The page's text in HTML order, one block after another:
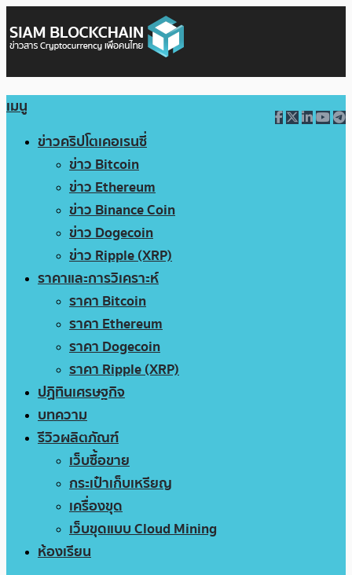
เมนู
ข่าวคริปโตเคอเรนซี่
ข่าว Bitcoin
ข่าว Ethereum
ข่าว Binance Coin
ข่าว Dogecoin
ข่าว Ripple (XRP)
ราคาและการวิเคราะห์
ราคา Bitcoin
ราคา Ethereum
ราคา Dogecoin
ราคา Ripple (XRP)
ปฏิทินเศรษฐกิจ
บทความ
รีวิวผลิตภัณฑ์
เว็บซื้อขาย
กระเป๋าเก็บเหรียญ
เครื่องขุด
เว็บขุดแบบ Cloud Mining
ห้องเรียน